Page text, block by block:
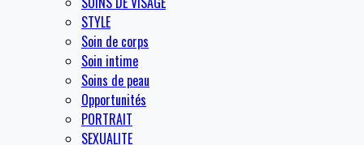
STYLE
Soin de corps
Soin intime
Soins de peau
Opportunités
PORTRAIT
SEXUALITE